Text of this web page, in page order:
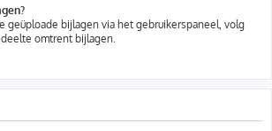
geüploade bijlagen via het gebruikerspaneel, volg
omtrent bijlagen.